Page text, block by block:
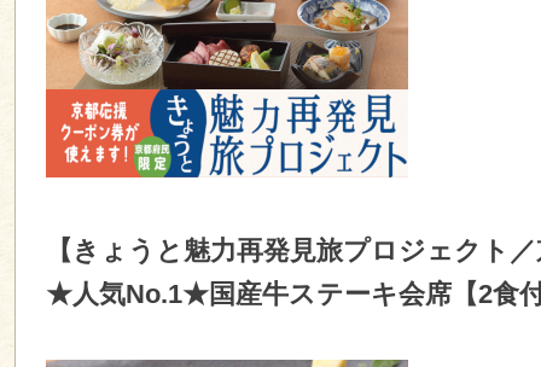
【きょうと魅力再発見旅プロジェクト
★人気No.1★国産牛ステーキ会席【2食